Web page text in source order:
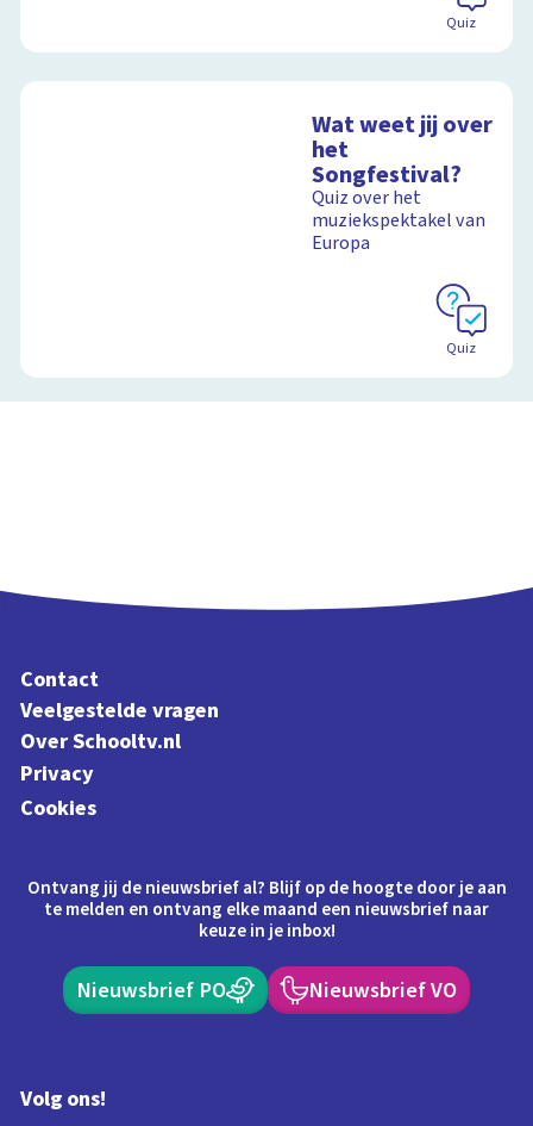
Quiz
Wat weet jij over
het
Songfestival?
Quiz over het
muziekspektakel van
Europa
Quiz
Contact
Veelgestelde vragen
Over Schooltv.nl
Privacy
Cookies
Ontvang jij de nieuwsbrief al? Blijf op de hoogte door je aan
te melden en ontvang elke maand een nieuwsbrief naar
keuze in je inbox!
Nieuwsbrief PO Nieuwsbrief VO
Volg ons!